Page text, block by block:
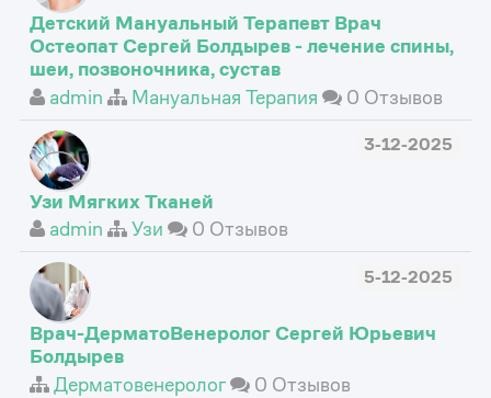
Детский Мануальный Терапевт Врач
Остеопат Сергей Болдырев - лечение спины,
шеи, позвоночника, сустав
admin
Мануальная Терапия 0 Отзывов
3-12-2025
Узи Мягких Тканей
admin
Узи 0 Отзывов
5-12-2025
Врач-ДерматоВенеролог Сергей Юрьевич
Болдырев
Дерматовенеролог
0 Отзывов